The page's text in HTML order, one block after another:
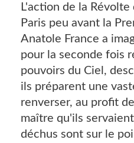
L'action de la
Paris peu avant la
Anatole France a
pour la seconde fois
pouvoirs du Ciel,
ils préparent une
renverser, au profit
maître qu'ils
déchus sont sur le